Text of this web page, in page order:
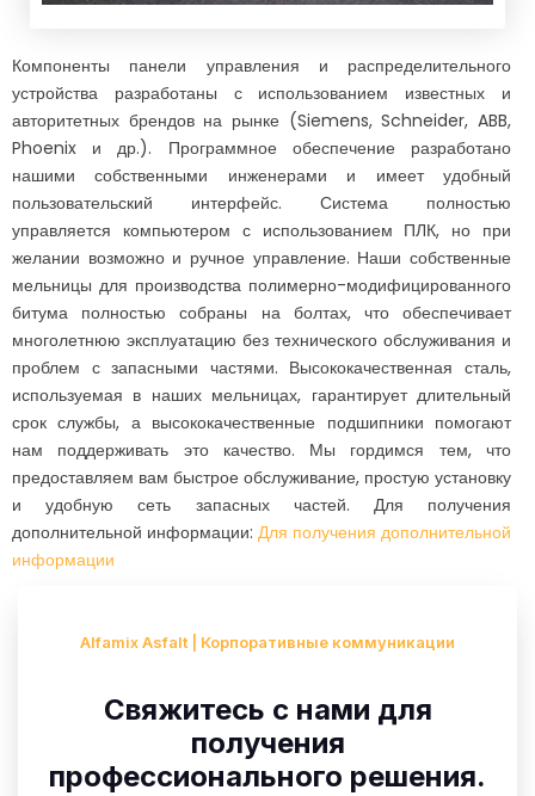
Компоненты панели управления и распределительного
устройства разработаны с использованием известных и
авторитетных брендов на рынке (Siemens, Schneider, ABB,
Phoenix и др.). Программное обеспечение разработано
нашими собственными инженерами и имеет удобный
пользовательский интерфейс. Система полностью
управляется компьютером с использованием ПЛК, но при
желании возможно и ручное управление. Наши собственные
мельницы для производства полимерно-модифицированного
битума полностью собраны на болтах, что обеспечивает
многолетнюю эксплуатацию без технического обслуживания и
проблем с запасными частями. Высококачественная сталь,
используемая в наших мельницах, гарантирует длительный
срок службы, а высококачественные подшипники помогают
нам поддерживать это качество. Мы гордимся тем, что
предоставляем вам быстрое обслуживание, простую установку
и удобную сеть запасных частей. Для получения
дополнительной информации: Для получения дополнительной
информации
Alfamix Asfalt | Корпоративные коммуникации
Свяжитесь с нами для
получения
профессионального решения.